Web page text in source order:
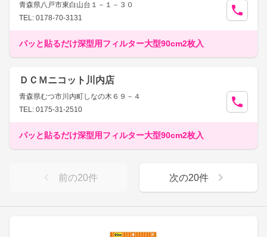
青森県八戸市東白山台１－１－３０
TEL: 0178-70-3131
パッと貼るだけ深型用フィルター大型90cm2枚入
ＤＣＭニコット川内店
青森県むつ市川内町しなの木６９－４
TEL: 0175-31-2510
パッと貼るだけ深型用フィルター大型90cm2枚入
前の20件 次の20件